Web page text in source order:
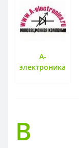
А-
электроника
В